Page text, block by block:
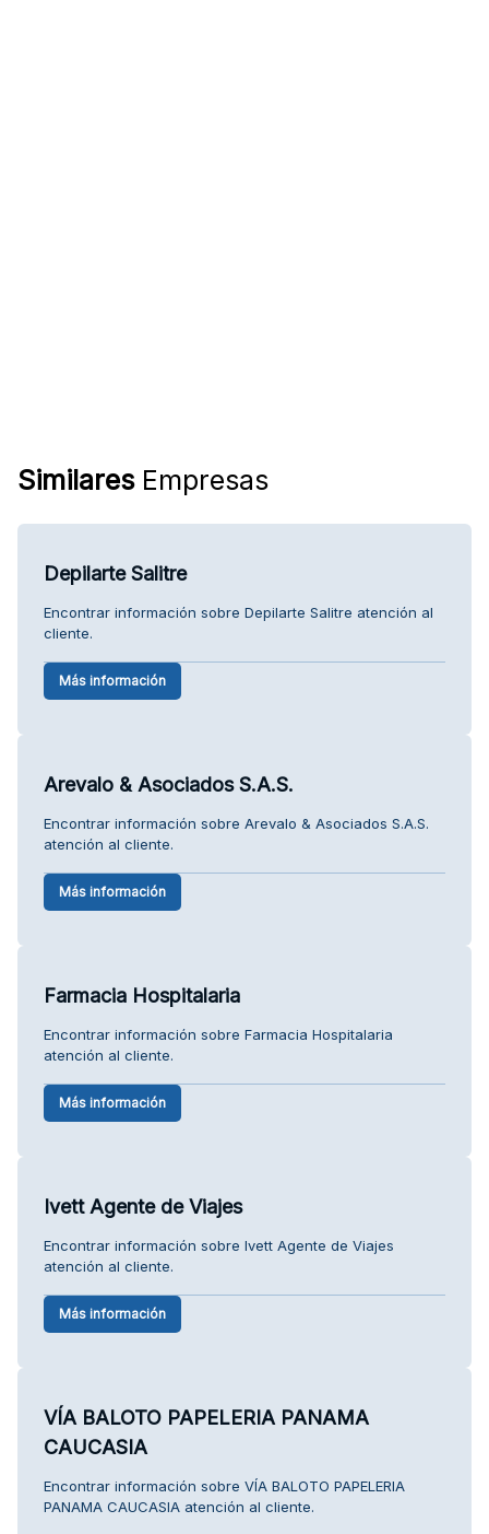
SimilaresEmpresas
Depilarte Salitre
Encontrar información sobre Depilarte Salitre atención al
cliente.
Más información
Arevalo & Asociados S.A.S.
Encontrar información sobre Arevalo & Asociados S.A.S.
atención al cliente.
Más información
Farmacia Hospitalaria
Encontrar información sobre Farmacia Hospitalaria
atención al cliente.
Más información
Ivett Agente de Viajes
Encontrar información sobre Ivett Agente de Viajes
atención al cliente.
Más información
VÍA BALOTO PAPELERIA PANAMA
CAUCASIA
Encontrar información sobre VÍA BALOTO PAPELERIA
PANAMA CAUCASIA atención al cliente.